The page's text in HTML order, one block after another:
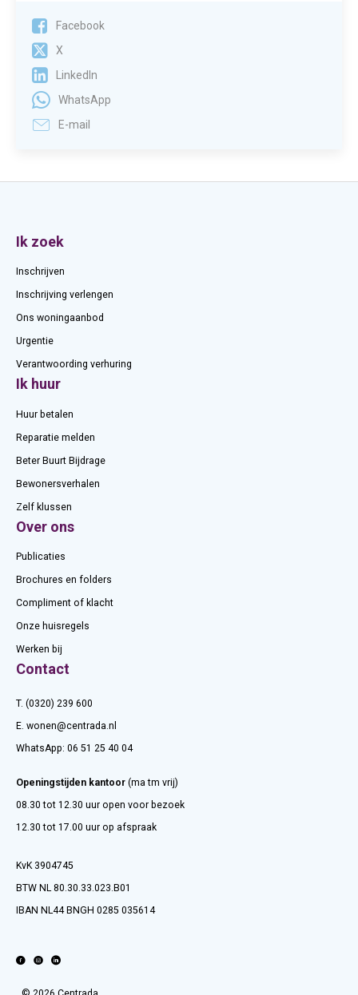
Facebook
X
LinkedIn
WhatsApp
E-mail
Contactinformatie
Ik zoek
Inschrijven
Inschrijving verlengen
Ons woningaanbod
Urgentie
Verantwoording verhuring
Ik huur
Huur betalen
Reparatie melden
Beter Buurt Bijdrage
Bewonersverhalen
Zelf klussen
Over ons
Publicaties
Brochures en folders
Compliment of klacht
Onze huisregels
Werken bij
Contact
T. (0320) 239 600
E. wonen@centrada.nl
WhatsApp: 06 51 25 40 04
Openingstijden kantoor (ma tm vrij)
08.30 tot 12.30 uur open voor bezoek
12.30 tot 17.00 uur op afspraak
KvK 3904745
BTW NL 80.30.33.023.B01
IBAN NL44 BNGH 0285 035614